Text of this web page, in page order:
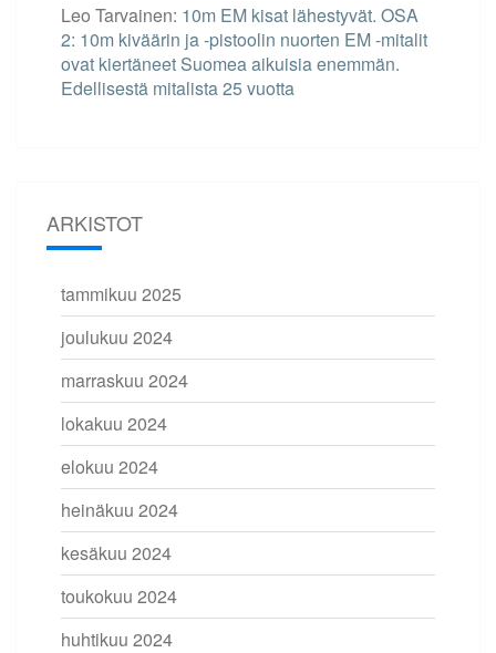
Leo Tarvainen: 10m EM kisat lähestyvät. OSA
2: 10m kiväärin ja -pistoolin nuorten EM -mitalit
ovat kiertäneet Suomea aikuisia enemmän.
Edellisestä mitalista 25 vuotta
ARKISTOT
tammikuu 2025
joulukuu 2024
marraskuu 2024
lokakuu 2024
elokuu 2024
heinäkuu 2024
kesäkuu 2024
toukokuu 2024
huhtikuu 2024